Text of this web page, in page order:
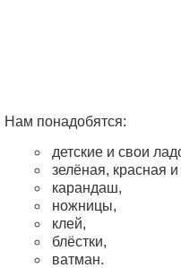
Нам понадобятся:
детские и свои
зелёная, красная
карандаш,
ножницы,
клей,
блёстки,
ватман.